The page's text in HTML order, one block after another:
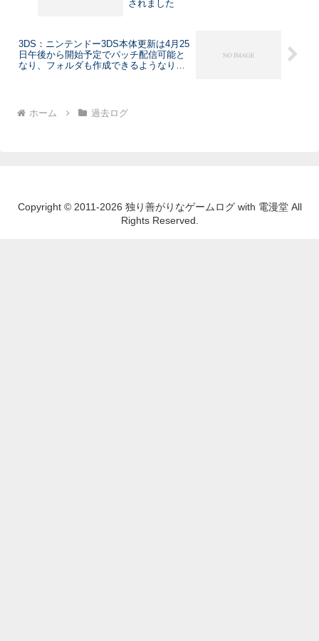
されました
3DS：ニンテンドー3DS本体更新は4月25
日午後から開始予定でパッチ配信可能と
なり、フォルダも作成できるようなりま
ホーム 過去ログ
Copyright © 2011-2026 独り善がりなゲームログ with 電漫堂 All
Rights Reserved.